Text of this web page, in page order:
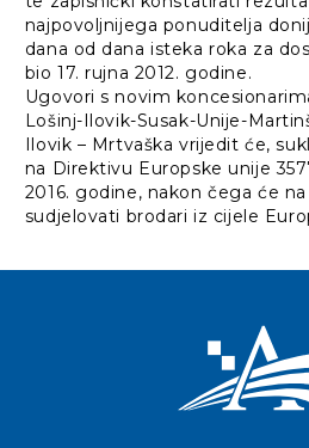
najpovoljnijega ponuditelja
dana od dana isteka roka za
bio 17. rujna 2012. godine.
Ugovori s novim
Lošinj-Ilovik-Susak-Unije-
Ilovik – Mrtvaška vrijedit će,
na Direktivu Europske unije
2016. godine, nakon čega će
sudjelovati brodari iz cijele